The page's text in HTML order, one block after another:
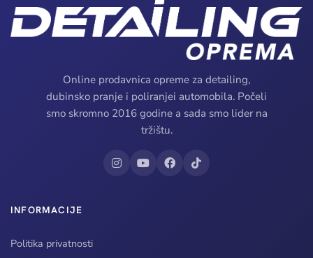
Online prodavnica opreme za detailing,
dubinsko pranje i poliranjei automobila. Počeli
smo skromno 2016 godine a sada smo lider na
tržištu.
INFORMACIJE
Politika privatnosti